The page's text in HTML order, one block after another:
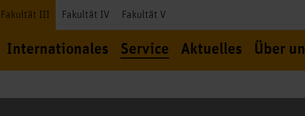
Fakultät III Fakultät IV Fakultät V
Internationales Service Aktuelles Über